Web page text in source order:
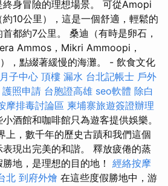
身冒險的理想場景。 可從Amopi
10公里），這是一個舒適，輕鬆的
都約7公里。 桑迪（有時是卵石，
Ammos，Mikri Ammoopi，
，點綴著緩慢的海灘。 - 飲食文化
子中心 頂樓 漏水 台北記帳士 戶外
護照申請 台胞證高雄 seo軟體 除白
摩排毒討論區 柬埔寨旅遊簽證辦理
酒館和咖啡館只為遊客提供娛樂。
上，數千年的歷史古蹟和我們這個
現出完美的和諧。 釋放疲倦的蒸
地，是理想的目的地！ 經絡按摩
北 到府外燴 在這些度假勝地中，游